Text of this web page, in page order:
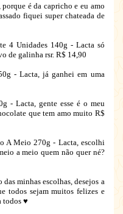
é da capricho e eu amo
fiquei super chateada de
4 Unidades 140g - Lacta só
de galinha rsr. R$ 14,90
- Lacta, já ganhei em uma
- Lacta, gente esse é o meu
que tem amo muito R$
A Meio 270g - Lacta, escolhi
a meio quem não quer né?
minhas escolhas, desejos a
todos sejam muitos felizes e
todos ♥